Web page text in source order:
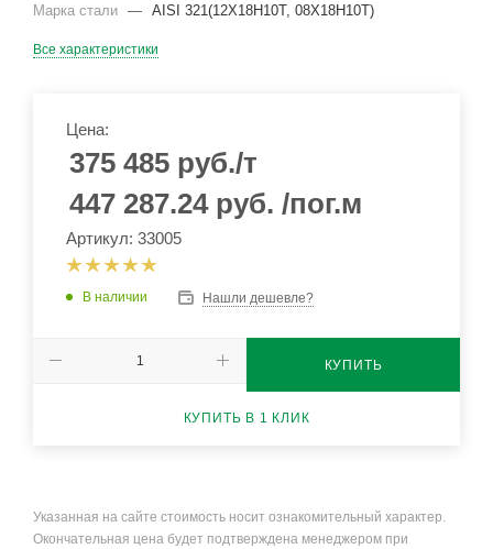
Марка стали — AISI 321(12Х18Н10Т, 08Х18Н10Т)
Все характеристики
Цена:
375 485 руб./т
447 287.24 руб. /пог.м
Артикул: 33005
В наличии Нашли дешевле?
КУПИТЬ
КУПИТЬ В 1 КЛИК
Указанная на сайте стоимость носит ознакомительный характер.
Окончательная цена будет подтверждена менеджером при